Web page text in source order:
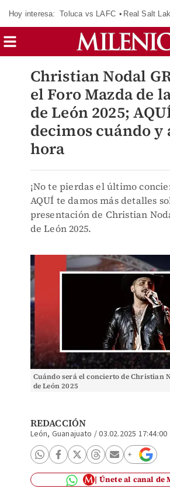
Hoy interesa: Toluca vs LAFC Real Salt
Christian Nodal
el Foro Mazda de
de León 2025;
decimos cuándo y
hora
¡No te pierdas el último
AQUÍ te damos más detalles
presentación de Christian
de León 2025.
Cuándo será el concierto de Christian
de León 2025
REDACCIÓN
León, Guanajuato /03.02.2025 17:44:00
Únete al canal de